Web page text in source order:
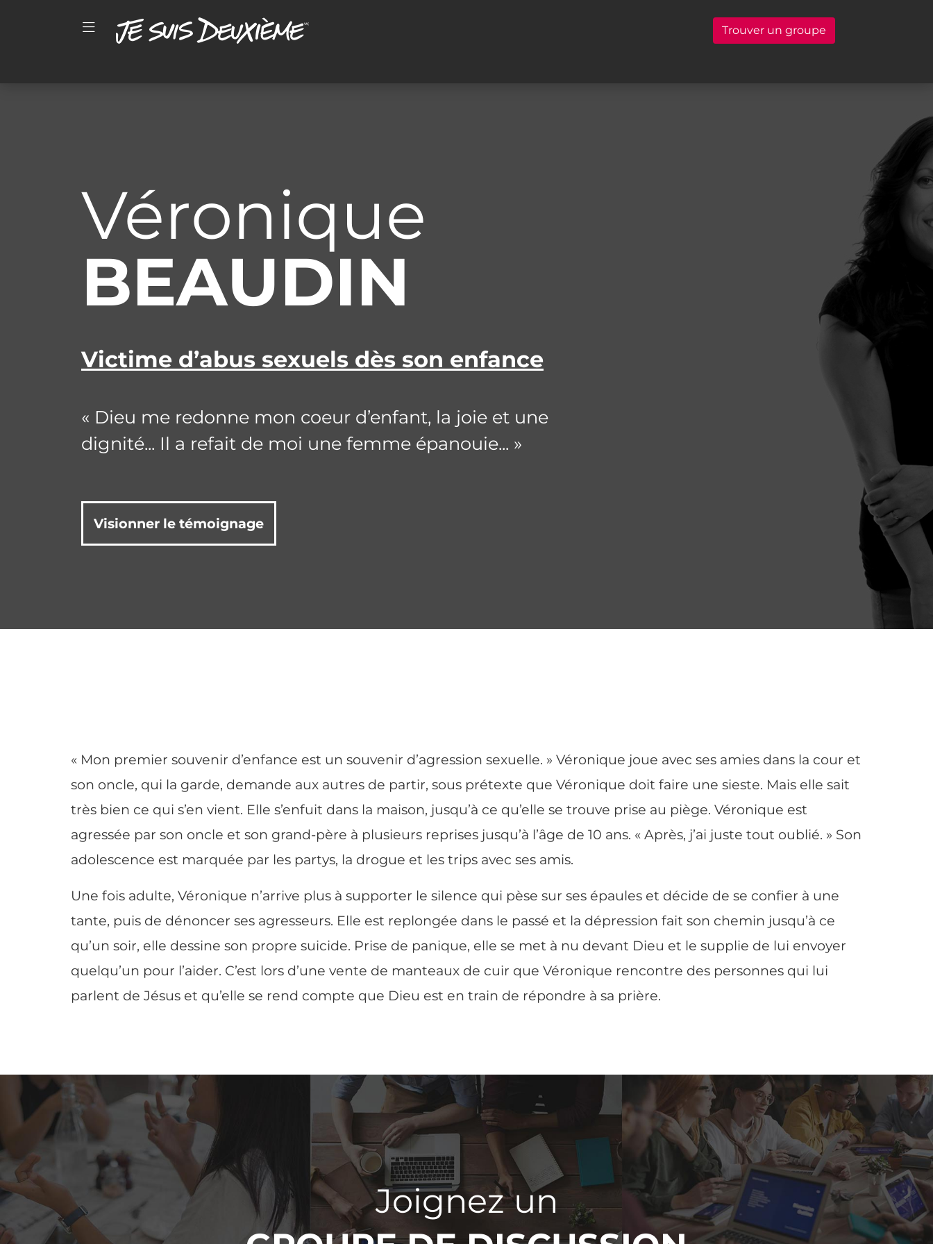
Trouver un groupe
Véronique
BEAUDIN
Victime d’abus sexuels dès son enfance
« Dieu me redonne mon coeur d’enfant, la joie et une
dignité... Il a refait de moi une femme épanouie... »
Visionner le témoignage
« Mon premier souvenir d’enfance est un souvenir d’agression sexuelle. » Véronique joue avec ses amies dans la cour et
son oncle, qui la garde, demande aux autres de partir, sous prétexte que Véronique doit faire une sieste. Mais elle sait
très bien ce qui s’en vient. Elle s’enfuit dans la maison, jusqu’à ce qu’elle se trouve prise au piège. Véronique est
agressée par son oncle et son grand-père à plusieurs reprises jusqu’à l’âge de 10 ans. « Après, j’ai juste tout oublié. » Son
adolescence est marquée par les partys, la drogue et les trips avec ses amis.
Une fois adulte, Véronique n’arrive plus à supporter le silence qui pèse sur ses épaules et décide de se confier à une
tante, puis de dénoncer ses agresseurs. Elle est replongée dans le passé et la dépression fait son chemin jusqu’à ce
qu’un soir, elle dessine son propre suicide. Prise de panique, elle se met à nu devant Dieu et le supplie de lui envoyer
quelqu’un pour l’aider. C’est lors d’une vente de manteaux de cuir que Véronique rencontre des personnes qui lui
parlent de Jésus et qu’elle se rend compte que Dieu est en train de répondre à sa prière.
Joignez un